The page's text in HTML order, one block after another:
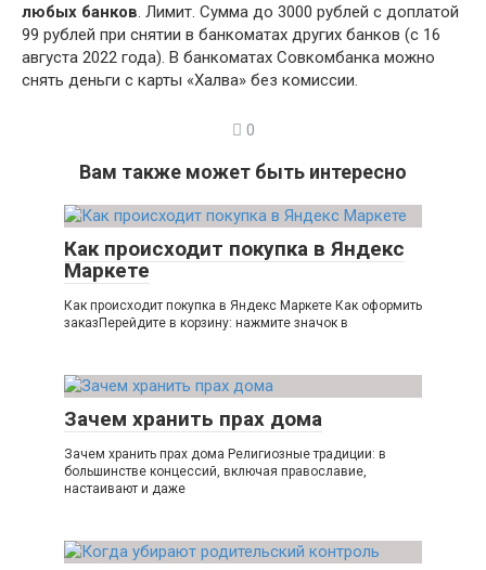
любых банков. Лимит. Сумма до 3000 рублей с доплатой
99 рублей при снятии в банкоматах других банков (с 16
августа 2022 года). В банкоматах Совкомбанка можно
снять деньги с карты «Халва» без комиссии.
0
Вам также может быть интересно
Как происходит покупка в Яндекс
Маркете
Как происходит покупка в Яндекс Маркете Как оформить
заказПерейдите в корзину: нажмите значок в
Зачем хранить прах дома
Зачем хранить прах дома Религиозные традиции: в
большинстве концессий, включая православие,
настаивают и даже